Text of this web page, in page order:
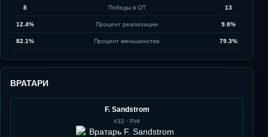
8 Победы в ОТ 13
12.4% Процент реализации 9.8%
82.1% Процент меньшинства 79.3%
ВРАТАРИ
F. Sandstrom
#32 · PHI